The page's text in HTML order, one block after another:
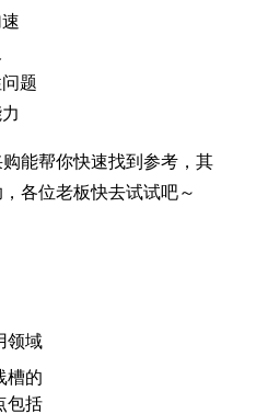
题
能帮你快速找到参考，其
各位老板快去试试吧～
领域
槽的
包括